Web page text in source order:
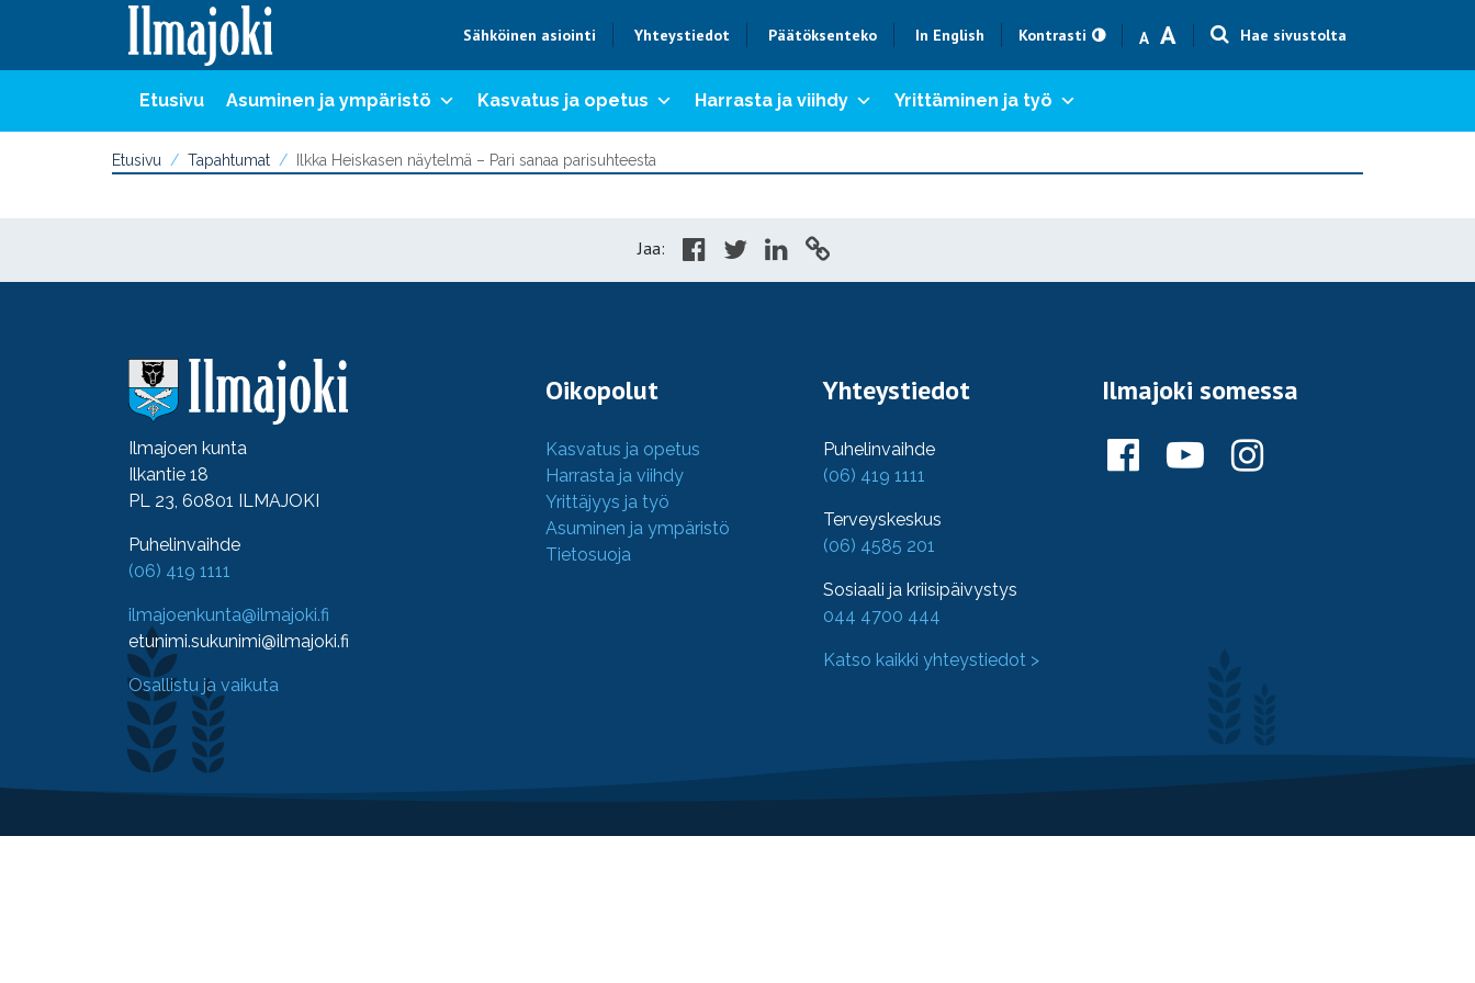
Sähköinen asiointi Yhteystiedot Päätöksenteko In English Kontrasti A
Text size smaller
AText size bigger
Hae sivustolta
Etusivu Asuminen ja ympäristö Kasvatus ja opetus Harrasta ja viihdy Yrittäminen ja työ
Etusivu Tapahtumat Ilkka Heiskasen näytelmä – Pari sanaa parisuhteesta
Jaa:
Ilmajoen kunta
Ilkantie 18
PL 23, 60801 ILMAJOKI
Puhelinvaihde
(06) 419 1111
ilmajoenkunta@ilmajoki.fi
etunimi.sukunimi@ilmajoki.fi
Osallistu ja vaikuta
Oikopolut
Kasvatus ja opetus
Harrasta ja viihdy
Yrittäjyys ja työ
Asuminen ja ympäristö
Tietosuoja
Yhteystiedot
Puhelinvaihde
(06) 419 1111
Terveyskeskus
(06) 4585 201
Sosiaali ja kriisipäivystys
044 4700 444
Katso kaikki yhteystiedot >
Ilmajoki somessa